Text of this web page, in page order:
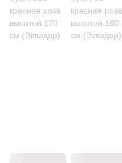
красная роза
высотой 170
см (Эквадор)
красная роза
высотой 180
см (Эквадор)